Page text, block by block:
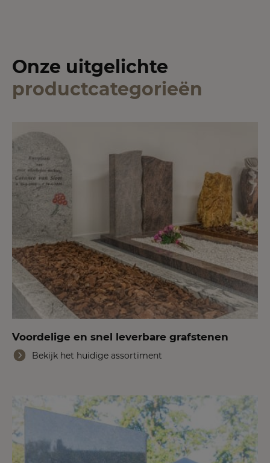
Onze uitgelichte
productcategorieën
Voordelige en snel leverbare grafstenen
Bekijk het huidige assortiment